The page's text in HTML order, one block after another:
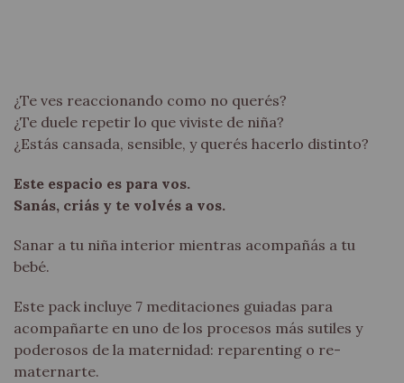
¿Te ves reaccionando como no querés?
¿Te duele repetir lo que viviste de niña?
¿Estás cansada, sensible, y querés hacerlo distinto?
Este espacio es para vos.
Sanás, criás y te volvés a vos.
Sanar a tu niña interior mientras acompañás a tu
bebé.
Este pack incluye 7 meditaciones guiadas para
acompañarte en uno de los procesos más sutiles y
poderosos de la maternidad: reparenting o re-
maternarte.